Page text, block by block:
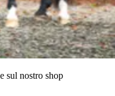
sul nostro shop